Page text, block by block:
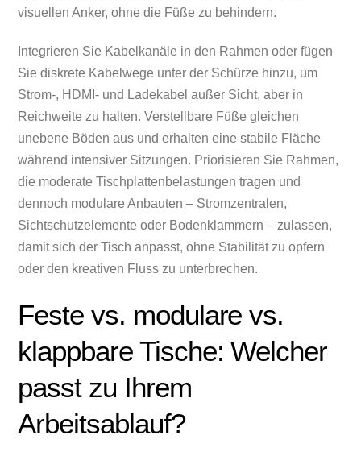
visuellen Anker, ohne die Füße zu behindern.
Integrieren Sie Kabelkanäle in den Rahmen oder fügen
Sie diskrete Kabelwege unter der Schürze hinzu, um
Strom-, HDMI‑ und Ladekabel außer Sicht, aber in
Reichweite zu halten. Verstellbare Füße gleichen
unebene Böden aus und erhalten eine stabile Fläche
während intensiver Sitzungen. Priorisieren Sie Rahmen,
die moderate Tischplattenbelastungen tragen und
dennoch modulare Anbauten – Stromzentralen,
Sichtschutzelemente oder Bodenklammern – zulassen,
damit sich der Tisch anpasst, ohne Stabilität zu opfern
oder den kreativen Fluss zu unterbrechen.
Feste vs. modulare vs.
klappbare Tische: Welcher
passt zu Ihrem
Arbeitsablauf?